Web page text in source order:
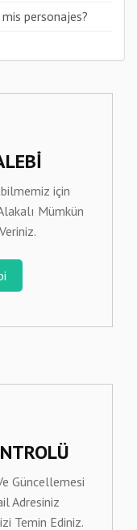
personajes?
için
Mümkün
Güncellemesi
Adresiniz
Temin Ediniz.